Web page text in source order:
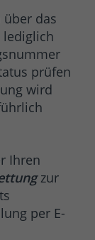
über das
lediglich
prüfen
wird
Ihren
zur
per E-